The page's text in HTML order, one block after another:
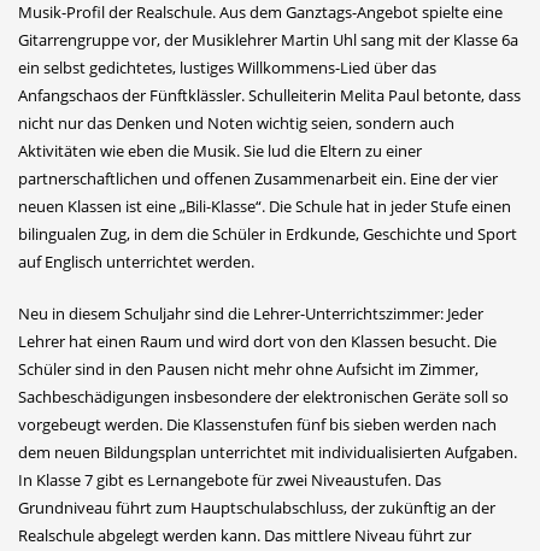
Musik-Profil der Realschule. Aus dem Ganztags-Angebot spielte eine
Gitarrengruppe vor, der Musiklehrer Martin Uhl sang mit der Klasse 6a
ein selbst gedichtetes, lustiges Willkommens-Lied über das
Anfangschaos der Fünftklässler. Schulleiterin Melita Paul betonte, dass
nicht nur das Denken und Noten wichtig seien, sondern auch
Aktivitäten wie eben die Musik. Sie lud die Eltern zu einer
partnerschaftlichen und offenen Zusammenarbeit ein. Eine der vier
neuen Klassen ist eine „Bili-Klasse“. Die Schule hat in jeder Stufe einen
bilingualen Zug, in dem die Schüler in Erdkunde, Geschichte und Sport
auf Englisch unterrichtet werden.
Neu in diesem Schuljahr sind die Lehrer-Unterrichtszimmer: Jeder
Lehrer hat einen Raum und wird dort von den Klassen besucht. Die
Schüler sind in den Pausen nicht mehr ohne Aufsicht im Zimmer,
Sachbeschädigungen insbesondere der elektronischen Geräte soll so
vorgebeugt werden. Die Klassenstufen fünf bis sieben werden nach
dem neuen Bildungsplan unterrichtet mit individualisierten Aufgaben.
In Klasse 7 gibt es Lernangebote für zwei Niveaustufen. Das
Grundniveau führt zum Hauptschulabschluss, der zukünftig an der
Realschule abgelegt werden kann. Das mittlere Niveau führt zur